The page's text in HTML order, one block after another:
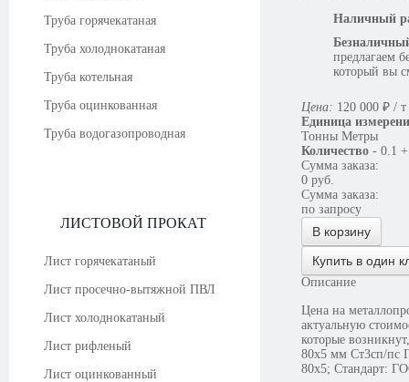
Труба горячекатаная
Труба холоднокатаная
Труба котельная
Труба оцинкованная
Труба водогазопроводная
ЛИСТОВОЙ ПРОКАТ
Лист горячекатаный
Лист просечно-вытяжной ПВЛ
Лист холоднокатаный
Лист рифленый
Лист оцинкованный
Наличный
предлагаем
который вы
Цена: 120 000 ₽ / т
Единица
Тонны Метры
Количество - 0.1 +
Сумма заказа:
0 руб.
Сумма заказа:
по запросу
В корзину
Купить в один
Описание
Цена на
актуальную стоимость у консультантов. В случае необходимости наши сотрудники
которые
80х5 мм Ст3сп/пс
80х5; Стандарт: